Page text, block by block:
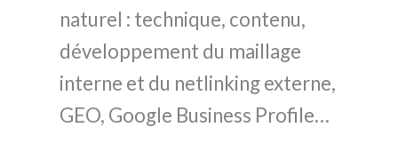
naturel : technique, contenu,
développement du maillage
interne et du netlinking externe,
GEO, Google Business Profile…